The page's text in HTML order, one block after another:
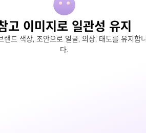
고 이미지로 일관성 유지
랜드 색상, 초안으로 얼굴, 의상, 태도를 유지합니
다.